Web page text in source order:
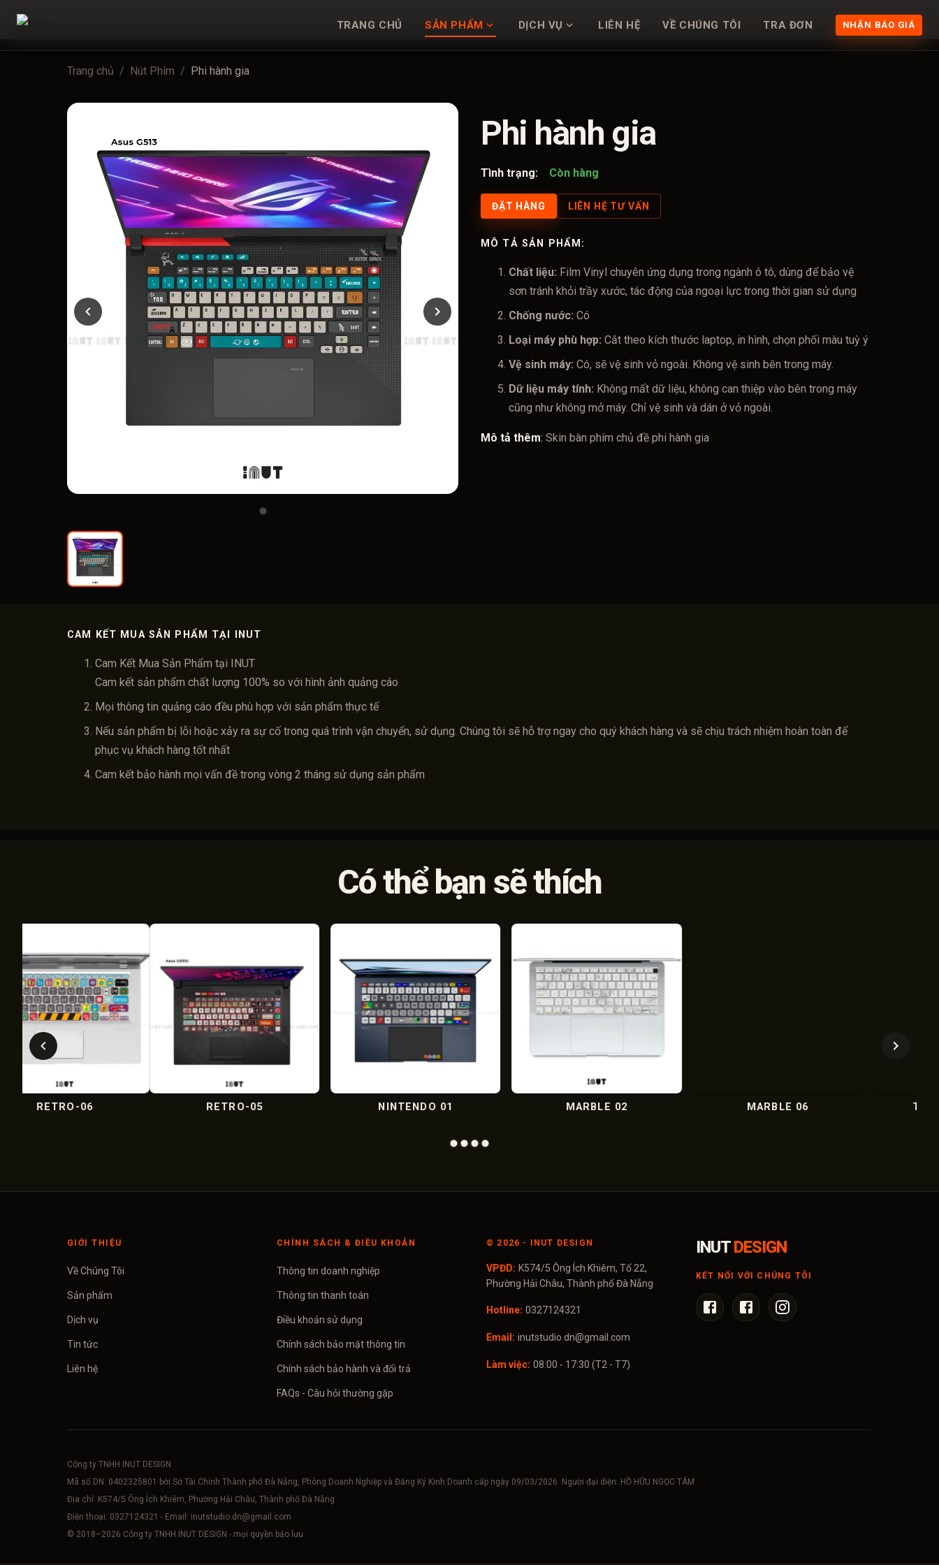
TRANG CHỦ SẢN PHẨM DỊCH VỤ LIÊN HỆ VỀ CHÚNG TÔI TRA ĐƠN NHẬN BÁO GIÁ
Trang chủ / Nút Phím / Phi hành gia
Phi hành gia
Tình trạng: Còn hàng
ĐẶT HÀNG LIÊN HỆ TƯ VẤN
MÔ TẢ SẢN PHẨM:
Chất liệu: Film Vinyl chuyên ứng dụng trong ngành ô tô, dùng để bảo vệ
sơn tránh khỏi trầy xước, tác động của ngoại lực trong thời gian sử dụng
Chống nước: Có
Loại máy phù hợp: Cắt theo kích thước laptop, in hình, chọn phối màu tuỳ ý
Vệ sinh máy: Có, sẽ vệ sinh vỏ ngoài. Không vệ sinh bên trong máy.
Dữ liệu máy tính: Không mất dữ liệu, không can thiệp vào bên trong máy
cũng như không mở máy. Chỉ vệ sinh và dán ở vỏ ngoài.
Mô tả thêm: Skin bàn phím chủ đề phi hành gia
CAM KẾT MUA SẢN PHẨM TẠI INUT
Cam Kết Mua Sản Phẩm tại INUT
Cam kết sản phẩm chất lượng 100% so với hình ảnh quảng cáo
Mọi thông tin quảng cáo đều phù hợp với sản phẩm thực tế
Nếu sản phẩm bị lỗi hoặc xảy ra sự cố trong quá trình vận chuyển, sử dụng. Chúng tôi sẽ hỗ trợ ngay cho quý khách hàng và sẽ chịu trách nhiệm hoàn toàn để
phục vụ khách hàng tốt nhất
Cam kết bảo hành mọi vấn đề trong vòng 2 tháng sử dụng sản phẩm
Có thể bạn sẽ thích
RETRO-05 NINTENDO 01 MARBLE 02 MARBLE 06 THỎ BẢY MÀU 02
GIỚI THIỆU
Về Chúng Tôi
Sản phẩm
Dịch vụ
Tin tức
Liên hệ
CHÍNH SÁCH & ĐIỀU KHOẢN
Thông tin doanh nghiệp
Thông tin thanh toán
Điều khoản sử dụng
Chính sách bảo mật thông tin
Chính sách bảo hành và đổi trả
FAQs - Câu hỏi thường gặp
© 2026 - INUT DESIGN
VPĐD: K574/5 Ông Ích Khiêm, Tổ 22,
Phường Hải Châu, Thành phố Đà Nẵng
Hotline: 0327124321
Email: inutstudio.dn@gmail.com
Làm việc: 08:00 - 17:30 (T2 - T7)
INUT DESIGN
KẾT NỐI VỚI CHÚNG TÔI
Công ty TNHH INUT DESIGN
Mã số DN: 0402325801
bởi Sở Tài Chính Thành phố Đà Nẵng, Phòng Doanh Nghiệp và Đăng Ký Kinh Doanh cấp ngày 09/03/2026. Người đại diện: HỒ HỮU NGỌC TÂM
Địa chỉ: K574/5 Ông Ích Khiêm, Phường Hải Châu, Thành phố Đà Nẵng
Điện thoại: 0327124321 - Email: inutstudio.dn@gmail.com
© 2018–2026 Công ty TNHH INUT DESIGN - mọi quyền bảo lưu